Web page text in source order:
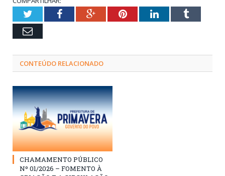
TwitterFacebookGoogle+PinterestLinkedInTumblr
Email
CONTEÚDO RELACIONADO
CHAMAMENTO PÚBLICO
Nº 01/2026 – FOMENTO À